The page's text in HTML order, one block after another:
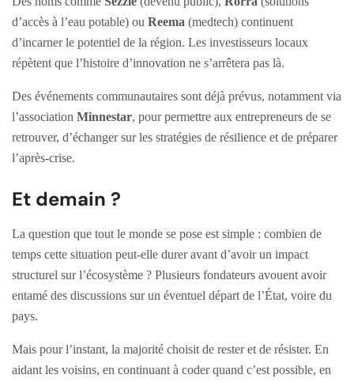
d’accès à l’eau potable) ou Reema (medtech) continuent
d’incarner le potentiel de la région. Les investisseurs locaux
répètent que l’histoire d’innovation ne s’arrêtera pas là.
Des événements communautaires sont déjà prévus, notamment via
l’association Minnestar, pour permettre aux entrepreneurs de se
retrouver, d’échanger sur les stratégies de résilience et de préparer
l’après-crise.
Et demain ?
La question que tout le monde se pose est simple : combien de
temps cette situation peut-elle durer avant d’avoir un impact
structurel sur l’écosystème ? Plusieurs fondateurs avouent avoir
entamé des discussions sur un éventuel départ de l’État, voire du
pays.
Mais pour l’instant, la majorité choisit de rester et de résister. En
aidant les voisins, en continuant à coder quand c’est possible, en